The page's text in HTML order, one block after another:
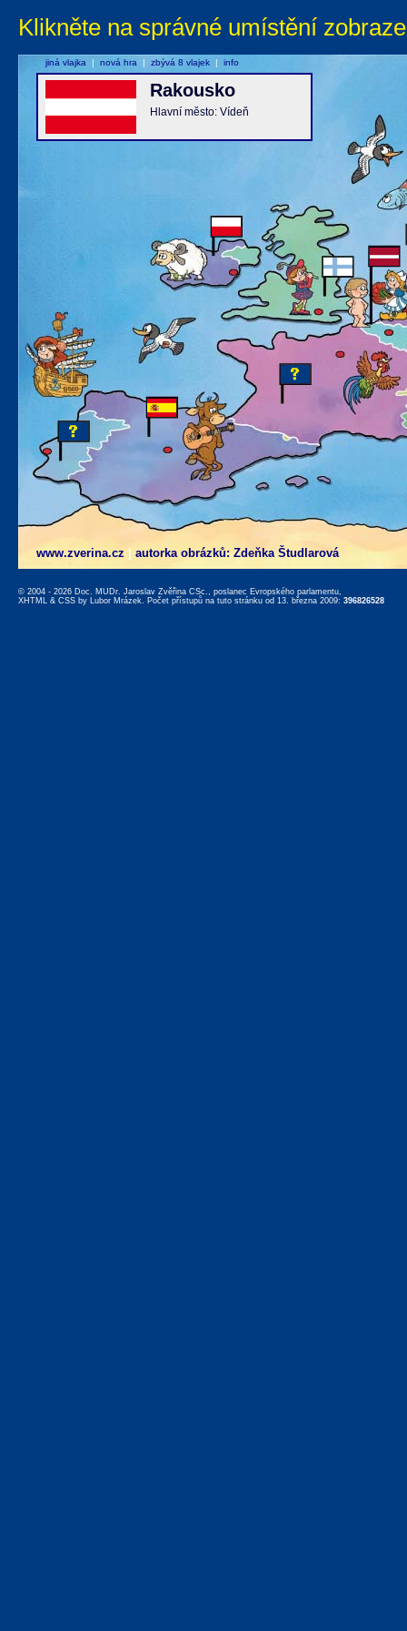
Klikněte na správné umístění
www.zverina.cz autorka obrázků: Zdeňka Študlarová
Rakousko
Hlavní město: Vídeň
jiná vlajka | nová hra | zbývá 8 vlajek | info
© 2004 - 2026 Doc. MUDr. Jaroslav Zvěřina CSc., poslanec Evropského parlamentu,
XHTML & CSS by Lubor Mrázek. Počet přístupů na tuto stránku od 13. března 2009: 396826528